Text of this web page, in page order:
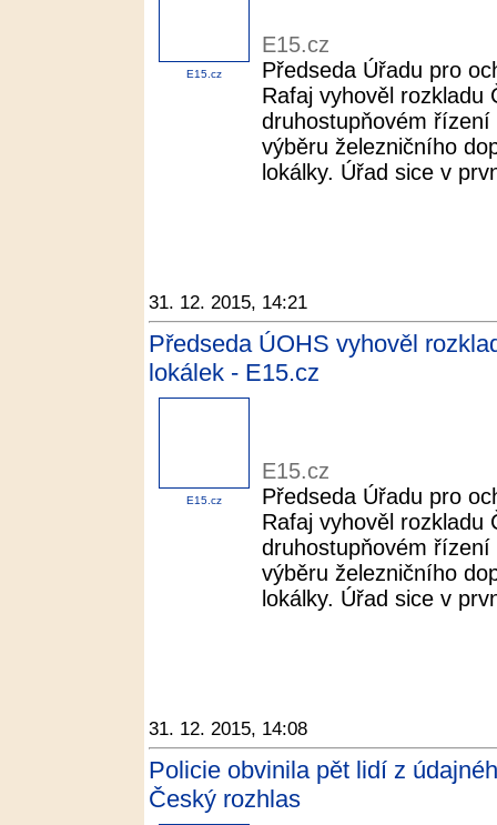
E15.cz
E15.cz
Předseda Úřadu pro
Rafaj vyhověl rozkladu
druhostupňovém
výběru železničního
lokálky. Úřad sice v
31. 12. 2015, 14:21
Předseda ÚOHS vyhověl
lokálek - E15.cz
E15.cz
E15.cz
Předseda Úřadu pro
Rafaj vyhověl rozkladu
druhostupňovém
výběru železničního
lokálky. Úřad sice v
31. 12. 2015, 14:08
Policie obvinila pět lidí z
Český rozhlas